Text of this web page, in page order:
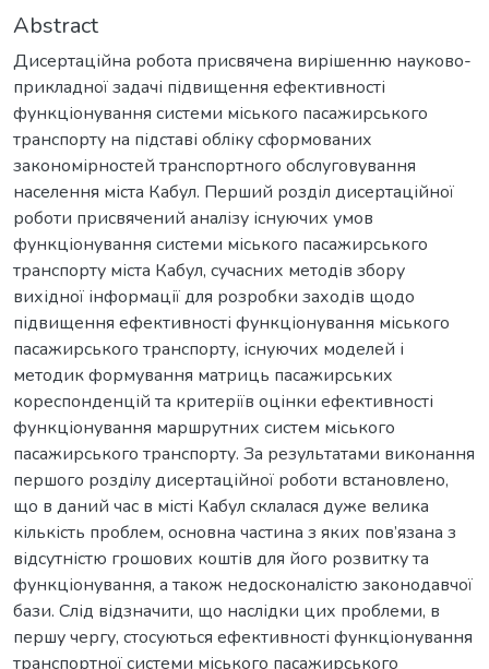
Abstract
Дисертаційна робота присвячена вирішенню науково-
прикладної задачі підвищення ефективності
функціонування системи міського пасажирського
транспорту на підставі обліку сформованих
закономірностей транспортного обслуговування
населення міста Кабул. Перший розділ дисертаційної
роботи присвячений аналізу існуючих умов
функціонування системи міського пасажирського
транспорту міста Кабул, сучасних методів збору
вихідної інформації для розробки заходів щодо
підвищення ефективності функціонування міського
пасажирського транспорту, існуючих моделей і
методик формування матриць пасажирських
кореспонденцій та критеріїв оцінки ефективності
функціонування маршрутних систем міського
пасажирського транспорту. За результатами виконання
першого розділу дисертаційної роботи встановлено,
що в даний час в місті Кабул склалася дуже велика
кількість проблем, основна частина з яких пов’язана з
відсутністю грошових коштів для його розвитку та
функціонування, а також недосконалістю законодавчої
бази. Слід відзначити, що наслідки цих проблеми, в
першу чергу, стосуються ефективності функціонування
транспортної системи міського пасажирського